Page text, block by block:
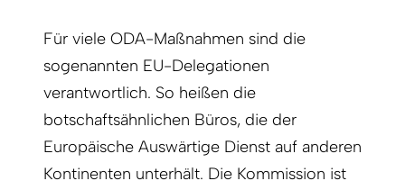
Für viele ODA-Maßnahmen sind die
sogenannten EU-Delegationen
verantwortlich. So heißen die
botschaftsähnlichen Büros, die der
Europäische Auswärtige Dienst auf anderen
Kontinenten unterhält. Die Kommission ist